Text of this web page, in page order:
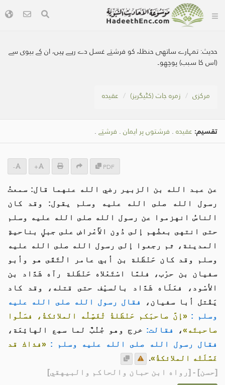
حدیث:تمہارے ساتھی حنظلہ کو فرشتے غسل دے رہے ہیں، ان کے بیوی سے
(اس کا سبب) پوچھو۔
مرکزی زمرہ جات (کٹیگریز) عقیدہ
تقسیم: عقیدہ . فرشتوں پر ایمان . فرشتے .
PDF
+
-
عن عبد الله بن الزبير رضي الله عنهما قال: سمعتُ
رسول الله صلى الله عليه وسلم يقول: وقد كان
الناسُ انهزموا عن رسول الله صلى الله عليه وسلم
حتى انتهى بعضُهم إلى دُون الأَعْراض على جبلٍ بناحيةِ
المدينة، ثم رجعوا إلى رسول الله صلى الله عليه
وسلم وقد كان حَنْظَلة بن أبي عامر الْتَقَى هو وأبو
سفيان بن حرْب، فلمَّا اسْتَعْلاه حَنْظَلة رآه شَدَّاد بن
الأسْود، فعَلَاه شَدَّاد بالسيْف حتى قتله، وقد كاد
يَقْتل أبا سفيان،
فقال رسول الله صلى الله عليه
وسلم : «إنَّ صاحبَكم حَنْظَلةُ تُغَسِّلُه الملائكةُ، فسَلُوا
صاحبتَه»، فقالت: خرج وهو جُنُبٌ لما سمِع الهائِعَة،
فقال رسول الله صلى الله عليه وسلم : «فذاك قد
غَسَّلَتْه الملائكةُ».
[حسن] - [رواه ابن حبان والحاكم والبيهقي]